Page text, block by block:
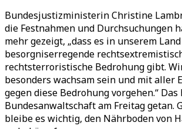
Bundesjustizministerin Christine
die Festnahmen und Durchsuchungen
mehr gezeigt, „dass es in unserem
besorgniserregende
rechtsterroristische Bedrohung gibt.
besonders wachsam sein und mit aller
gegen diese Bedrohung vorgehen.“ Das
Bundesanwaltschaft am Freitag getan.
bleibe es wichtig, den Nährboden von